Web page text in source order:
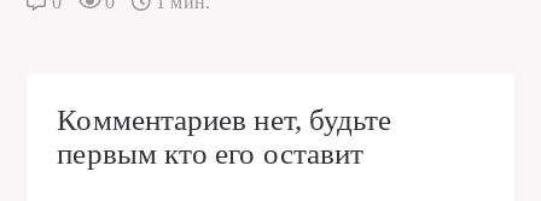
Комментариев нет, будьте
первым кто его оставит